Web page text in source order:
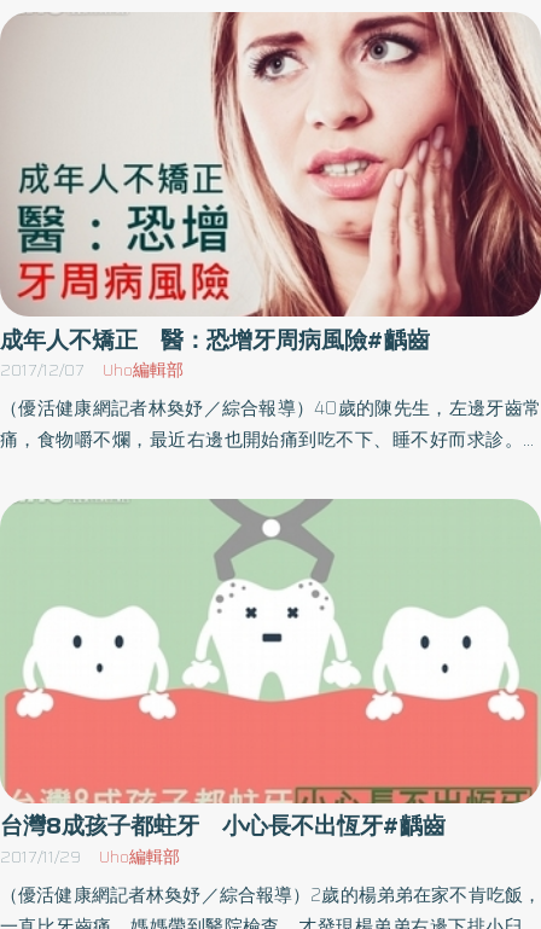
質，離牙髓腔還有一段距離。因為牙本質質地較軟，蛀牙發展會相
當快速，因此必須儘早治療。不過因為離牙髓腔還有距離，通常不
需要進行根管治療。5.深層齲齒：細菌蛀穿琺瑯質、進入牙本質，快
蛀到牙髓腔。此時比較敏感的人喝水吃東西時會開始出現酸酸的感
覺，需要儘早治療。因為離牙髓腔近，若牙髓有發炎現象，就可能
需要進行根管治療。6.深層齲齒蛀穿牙髓：細菌蛀穿琺瑯質、牙本質
和牙髓腔。通常這個階段會感受到非常劇烈的疼痛，需要進行根管
治療。7.神經壞死：細菌蛀到牙髓腔神經完全死亡。因為神經壞死加
上牙齒結構破壞，牙齒很容易斷裂，形成殘根。此時要看剩餘齒質
決定根管治療或是拔牙。以為忍到神經壞死，不痛就沒事了嗎？對
細菌來說，好戲才正要開始。如果說琺瑯質是牙齒的城門，那麼牙
齒就是人體的第一道防線。前面提到牙髓腔透過根尖孔和上下顎骨
的神經血管相連，那殘根就是讓細菌可以自由進出人體的一道大
門。神經壞死之後，細菌聚集在牙根尖，形成根尖囊腫，此時又會
進攻；視進攻的腔室不同會有不一樣的症狀，最後演變成蜂窩性組
織炎。蜂窩性組織炎再放著不管，便是休克死亡；至此細菌大獲全
勝。君子以思患而豫防之，生活家牙醫的李冠霆醫師建議每半年洗
牙搭配X光片的攝影及全口蛀牙檢查，有症狀立即治療；守護好口腔
內的白色長城，人體與細菌作戰的最前線！
研究顯示，口腔內的「變異性鏈球菌」接觸甜食後會產生酸性物
質，侵蝕而造成齲齒。MS菌原屬於正常菌 接觸汽水、糖果會產生
酸性物質烏日林新醫院牙科醫師裘雲揚表示，齲齒是口腔內細菌造
成，目前研究大多已確定兒童齲齒元凶就是口腔內的「變異性鏈球
菌」（MS菌）引起。正常人的口腔中約有5至6百種正常菌種，MS
菌原屬於口腔正常菌的一種，進食或其他口腔習慣皆會得到。當MS
菌在分解蔗糖類食物，例如小朋友最愛的汽水、糖果、餅乾、糕點
及用砂糖、冰糖調味的食物，會同時產生酸性物質而侵蝕齒質，造
成齲齒產生。即使MS菌在口腔內適應力很強，氟化物是它的剋星。
研究顯示，氟化物除了可以強化琺瑯質對酸性物質的抵抗力，更能
針對MS菌產生抑制作用。氟化物抑制MS菌 7要點防齲齒許多家長
以為使用氟化物會讓孩子氟中毒，但其實氟中毒需要短時間內食入
高濃度氟化物（例如一次吃下半條黑人牙膏），才會噁心腹瀉、甚
至牙齒變色（氟斑牙）。目前通過檢驗的含氟產品濃度皆有管制，
只要按照建議使用量正確使用，產生氟中毒的情形微乎其微。裘雲
親吻與用口分食，避免大人口腔的MS菌進入孩子口腔。2）潔牙習
慣／從小培養潔牙習慣，當孩子長出第一顆乳牙時就開始用兒童牙
刷與牙膏替孩子刷牙。3歲以下的孩子牙膏用量不要超過米粒大，而
3至6歲的孩子不要超過豌豆大。3）每天刷牙2次／一天至少用含氟
牙膏刷牙2次，且刷牙後漱口不超過2次，也不要馬上飲食，增加氟
化物的作用時間。4）縮短進食時間／盡量縮短兒童每天飲食的時
間，進食完後可漱口清潔，降低食物在口腔的殘留量。5）戒夜奶習
生率。6）每3個月定期檢查／兒童長出第一顆乳牙開始就可帶至牙
科定期檢查，建議每3個月一次（成人則是六個月）。7）定期全口
塗氟／政府補助6歲以下兒童每半年攜健保卡至牙科全口塗氟；國小
1、2年級學童可恆牙第一大臼齒窩溝封填，預防蛀牙發生。
成年人不矯正 醫：恐增牙周病風險#齲齒
2017/12/07 Uho編輯部
（優活健康網記者林奐妤／綜合報導）40歲的陳先生，左邊牙齒常
痛，食物嚼不爛，最近右邊也開始痛到吃不下、睡不好而求診。經
響咀嚼，不少牙結石。先治療蛀牙及有問題假牙，配合全口矯正改
善齒列及咬合，2年半後牙齒恢復年輕，陳先生開始領略牙齒矯正後
的美好。成年族群矯正 降低蛀牙、牙周病風險奇美醫院牙醫部齒
顎矯正科醫師楊淳琇表示，很多人會疑惑，成年人的新陳代謝及組
織生長速度不若年輕人，還能做矯正嗎？儘管傳統牙齒矯正最適合
剛替換完乳牙，及頷骨還有發育潛力的年輕人，最佳時間是女生10
至12歲，男生11至13歲。但成年人族群的需求也越來越高，除了追求
美觀，更為了解決口腔問題。成年人齒列擁擠，增加蛀牙或牙周病
異常等問題，嚴重影響咀嚼功能與生活品質。成年人儘管牙齒移動
效率較差，需要花費更長時間治療，矯正後有效改善牙齒清潔及口
腔衛生，良好的咬合更能促進咀嚼功能及食物消化，促進整體營養
吸收及身心健康。製作假牙前可考慮矯正 避免影響健康牙齒成年
人若長期缺牙未立即處理，鄰近牙齒容易過度萌發或傾倒，齒縫變
台灣8成孩子都蛀牙 小心長不出恆牙#齲齒
2017/11/29 Uho編輯部
（優活健康網記者林奐妤／綜合報導）2歲的楊弟弟在家不肯吃飯，